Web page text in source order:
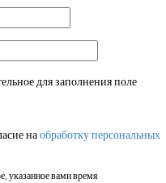
для заполнения поле
наобработку персональных
указанное вами время